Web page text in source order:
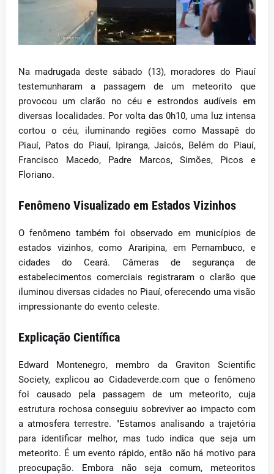
Na madrugada deste sábado (13), moradores do Piauí
testemunharam a passagem de um meteorito que
provocou um clarão no céu e estrondos audíveis em
diversas localidades. Por volta das 0h10, uma luz intensa
cortou o céu, iluminando regiões como Massapê do
Piauí, Patos do Piauí, Ipiranga, Jaicós, Belém do Piauí,
Francisco Macedo, Padre Marcos, Simões, Picos e
Floriano.
Fenômeno Visualizado em Estados Vizinhos
O fenômeno também foi observado em municípios de
estados vizinhos, como Araripina, em Pernambuco, e
cidades do Ceará. Câmeras de segurança de
estabelecimentos comerciais registraram o clarão que
iluminou diversas cidades no Piauí, oferecendo uma visão
impressionante do evento celeste.
Explicação Científica
Edward Montenegro, membro da Graviton Scientific
Society, explicou ao Cidadeverde.com que o fenômeno
foi causado pela passagem de um meteorito, cuja
estrutura rochosa conseguiu sobreviver ao impacto com
a atmosfera terrestre. "Estamos analisando a trajetória
para identificar melhor, mas tudo indica que seja um
meteorito. É um evento rápido, então não há motivo para
preocupação. Embora não seja comum, meteoritos